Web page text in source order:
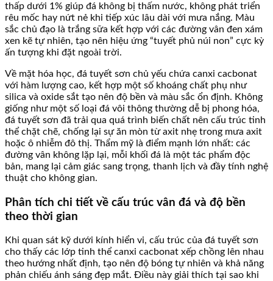
thấp dưới 1% giúp đá không bị thấm nước, không phát triển
rêu mốc hay nứt nẻ khi tiếp xúc lâu dài với mưa nắng. Màu
sắc chủ đạo là trắng sữa kết hợp với các đường vân đen xám
xen kẽ tự nhiên, tạo nên hiệu ứng “tuyết phủ núi non” cực kỳ
ấn tượng khi đặt ngoài trời.
Về mặt hóa học, đá tuyết sơn chủ yếu chứa canxi cacbonat
với hàm lượng cao, kết hợp một số khoáng chất phụ như
silica và oxide sắt tạo nên độ bền và màu sắc ổn định. Không
giống như một số loại đá vôi thông thường dễ bị phong hóa,
đá tuyết sơn đã trải qua quá trình biến chất nên cấu trúc tinh
thể chặt chẽ, chống lại sự ăn mòn từ axit nhẹ trong mưa axit
hoặc ô nhiễm đô thị. Thẩm mỹ là điểm mạnh lớn nhất: các
đường vân không lặp lại, mỗi khối đá là một tác phẩm độc
bản, mang lại cảm giác sang trọng, thanh lịch và đầy tính nghệ
thuật cho không gian.
Phân tích chi tiết về cấu trúc vân đá và độ bền
theo thời gian
Khi quan sát kỹ dưới kính hiển vi, cấu trúc của đá tuyết sơn
cho thấy các lớp tinh thể canxi cacbonat xếp chồng lên nhau
theo hướng nhất định, tạo nên độ bóng tự nhiên và khả năng
phản chiếu ánh sáng đẹp mắt. Điều này giải thích tại sao khi